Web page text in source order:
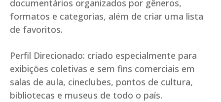
documentários organizados por gêneros,
formatos e categorias, além de criar uma lista
de favoritos.
Perfil Direcionado: criado especialmente para
exibições coletivas e sem fins comerciais em
salas de aula, cineclubes, pontos de cultura,
bibliotecas e museus de todo o país.